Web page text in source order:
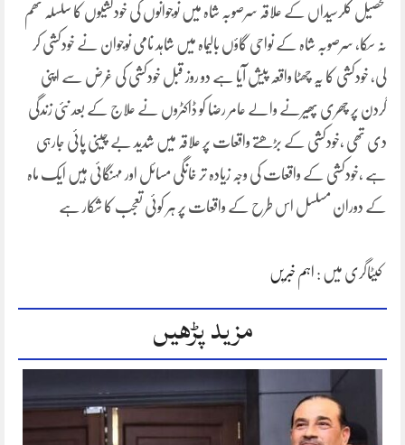
تحصیل کلرسیداں کے علاقہ سرصوبہ شاہ میں نوجوانوں کی خودکشیوں کا سلسلہ تھم
نہ سکا، سرصوبہ شاہ کے نواحی گاؤں بالیماہ میں شاہد نامی نوجوان نے خودکشی کر
لی، خودکشی کا یہ چھٹا واقعہ پیش آیا ہے دو روز قبل خودکشی کی غرض سے اپنی
گردن پر چھری پھیرنے والے عامر رضا کو ڈاکٹروں نے علاج کے بعد نئی زندگی
دی تھی ،خودکشی کے بڑھتے واقعات پر علاقہ میں شدید بے چینی پائی جارہی
ہے ،خودکشی کے واقعات کی وجہ زیادہ تر خانگی مسائل اور مہنگائی ہیں ایک ماہ
کے دوران مسلسل اس طرح کے واقعات پر ہر کوئی تعجب کا شکار ہے
کیٹاگری میں : اہم خبریں
مزید پڑھیں